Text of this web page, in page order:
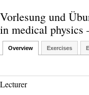
Vorlesung und
in medical physics
Overview Exercises
Lecturer